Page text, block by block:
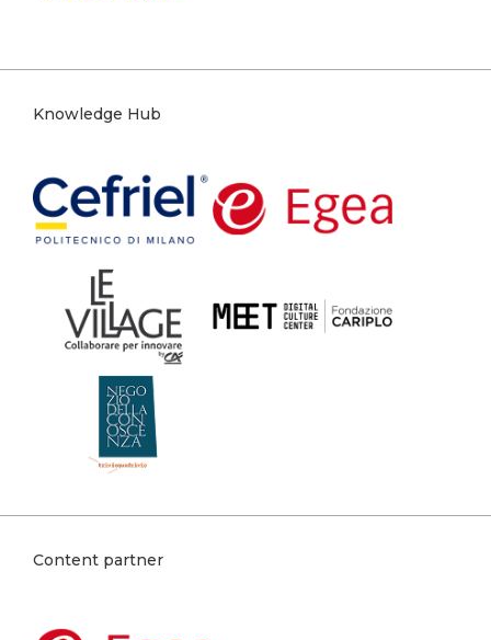
Knowledge Hub
Content partner